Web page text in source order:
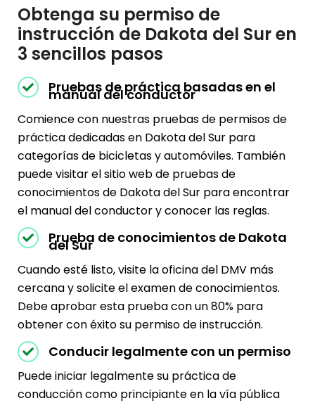
Obtenga su permiso de
instrucción de Dakota del Sur en
3 sencillos pasos
Pruebas de práctica basadas en el
manual del conductor
Comience con nuestras pruebas de permisos de
práctica dedicadas en Dakota del Sur para
categorías de bicicletas y automóviles. También
puede visitar el sitio web de pruebas de
conocimientos de Dakota del Sur para encontrar
el manual del conductor y conocer las reglas.
Prueba de conocimientos de Dakota
del Sur
Cuando esté listo, visite la oficina del DMV más
cercana y solicite el examen de conocimientos.
Debe aprobar esta prueba con un 80% para
obtener con éxito su permiso de instrucción.
Conducir legalmente con un permiso
Puede iniciar legalmente su práctica de
conducción como principiante en la vía pública